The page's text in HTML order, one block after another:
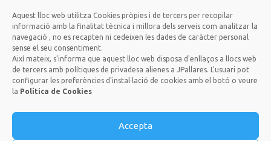
Aquest lloc web utilitza Cookies pròpies i de tercers per recopilar
informació amb la finalitat tècnica i millora dels serveis com analitzar la
navegació , no es recapten ni cedeixen les dades de caràcter personal
sense el seu consentiment.
Així mateix, s'informa que aquest lloc web disposa d'enllaços a llocs web
de tercers amb polítiques de privadesa alienes a JPallares. L'usuari pot
configurar les preferències d'instal·lació de cookies amb el botó o veure
la Política de Cookies
Accepta
juny 2026
maig 2026
març 2026
febrer 2026
gener 2026
jordi@nousagradares.cat
Disseny i Programació web perDieres.com